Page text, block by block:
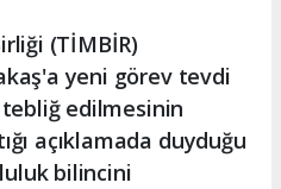
(TİMBİR)
yeni görev tevdi
edilmesinin
açıklamada duyduğu
bilincini